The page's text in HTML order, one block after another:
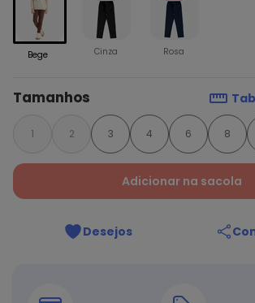
Bege Cinza Rosa
Tamanhos
1 2 3 4 6 8
Adicionar na sacola
Desejos